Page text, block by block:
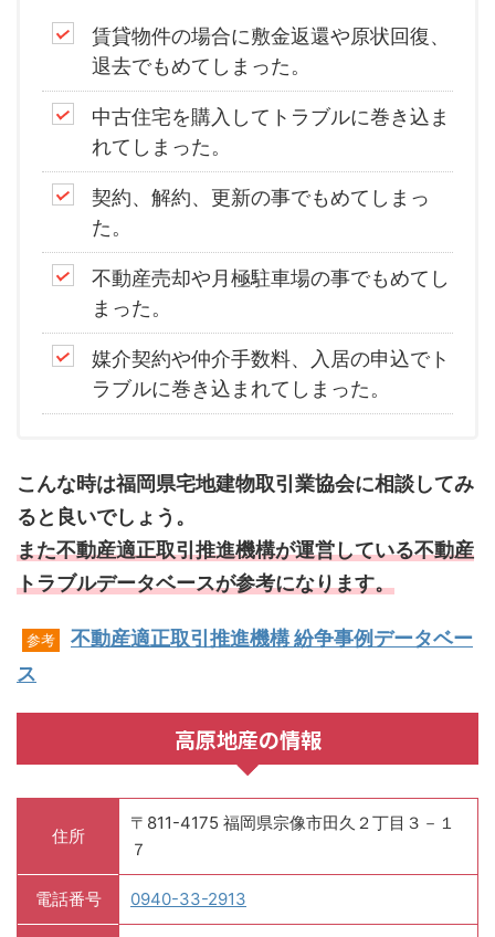
賃貸物件の場合に敷金返還や原状回復、
退去でもめてしまった。
中古住宅を購入してトラブルに巻き込ま
れてしまった。
契約、解約、更新の事でもめてしまっ
た。
不動産売却や月極駐車場の事でもめてし
まった。
媒介契約や仲介手数料、入居の申込でト
ラブルに巻き込まれてしまった。
こんな時は福岡県宅地建物取引業協会に相談してみ
ると良いでしょう。
また不動産適正取引推進機構が運営している不動産
トラブルデータベースが参考になります。
参考
不動産適正取引推進機構 紛争事例データベー
ス
高原地産の情報
住所
〒811-4175 福岡県宗像市田久２丁目３－１
７
電話番号 0940-33-2913